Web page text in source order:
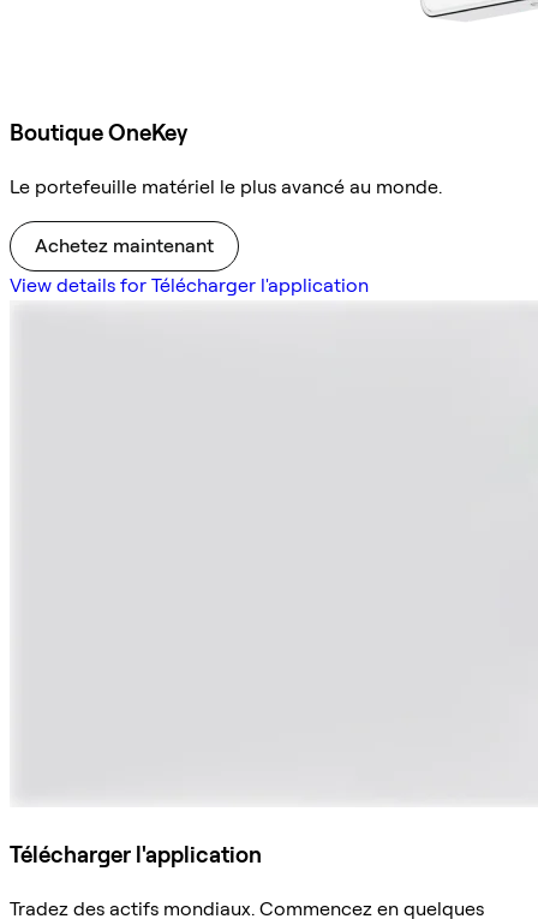
Boutique OneKey
Le portefeuille matériel le plus avancé au monde.
Achetez maintenant
View details for Télécharger l'application
Télécharger l'application
Tradez des actifs mondiaux. Commencez en quelques